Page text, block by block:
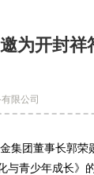
为开封
限公司
团董事长郭荣
与青少年成长》